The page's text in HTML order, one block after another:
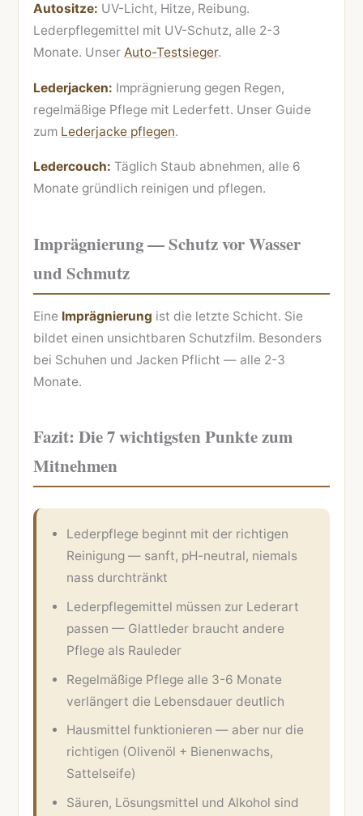
Autositze: UV-Licht, Hitze, Reibung.
Lederpflegemittel mit UV-Schutz, alle 2-3
Monate. UnserAuto-Testsieger.
Lederjacken: Imprägnierung gegen Regen,
regelmäßige Pflege mit Lederfett. Unser Guide
zum Lederjacke pflegen.
Ledercouch: Täglich Staub abnehmen, alle 6
Monate gründlich reinigen und pflegen.
Imprägnierung — Schutz vor Wasser
und Schmutz
Eine Imprägnierung ist die letzte Schicht. Sie
bildet einen unsichtbaren Schutzfilm. Besonders
bei Schuhen und Jacken Pflicht — alle 2-3
Monate.
Fazit: Die 7 wichtigsten Punkte zum
Mitnehmen
Lederpflege beginnt mit der richtigen
Reinigung — sanft, pH-neutral, niemals
nass durchtränkt
Lederpflegemittel müssen zur Lederart
passen — Glattleder braucht andere
Pflege als Rauleder
Regelmäßige Pflege alle 3-6 Monate
verlängert die Lebensdauer deutlich
Hausmittel funktionieren — aber nur die
richtigen (Olivenöl + Bienenwachs,
Sattelseife)
Säuren, Lösungsmittel und Alkohol sind